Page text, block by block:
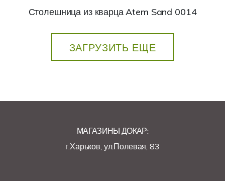
Столешница из кварца Atem Sand 0014
ЗАГРУЗИТЬ ЕЩЕ
МАГАЗИНЫ ДОКАР:
г.Харьков, ул.Полевая, 83